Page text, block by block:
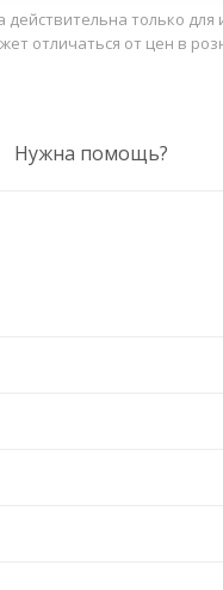
действительна только для
отличаться от цен в
Нужна помощь?